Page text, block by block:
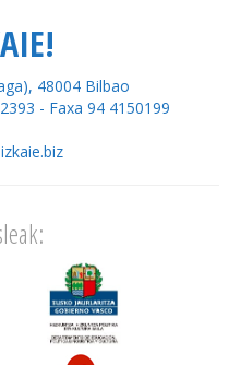
48004 Bilbao
- Faxa 94 4150199